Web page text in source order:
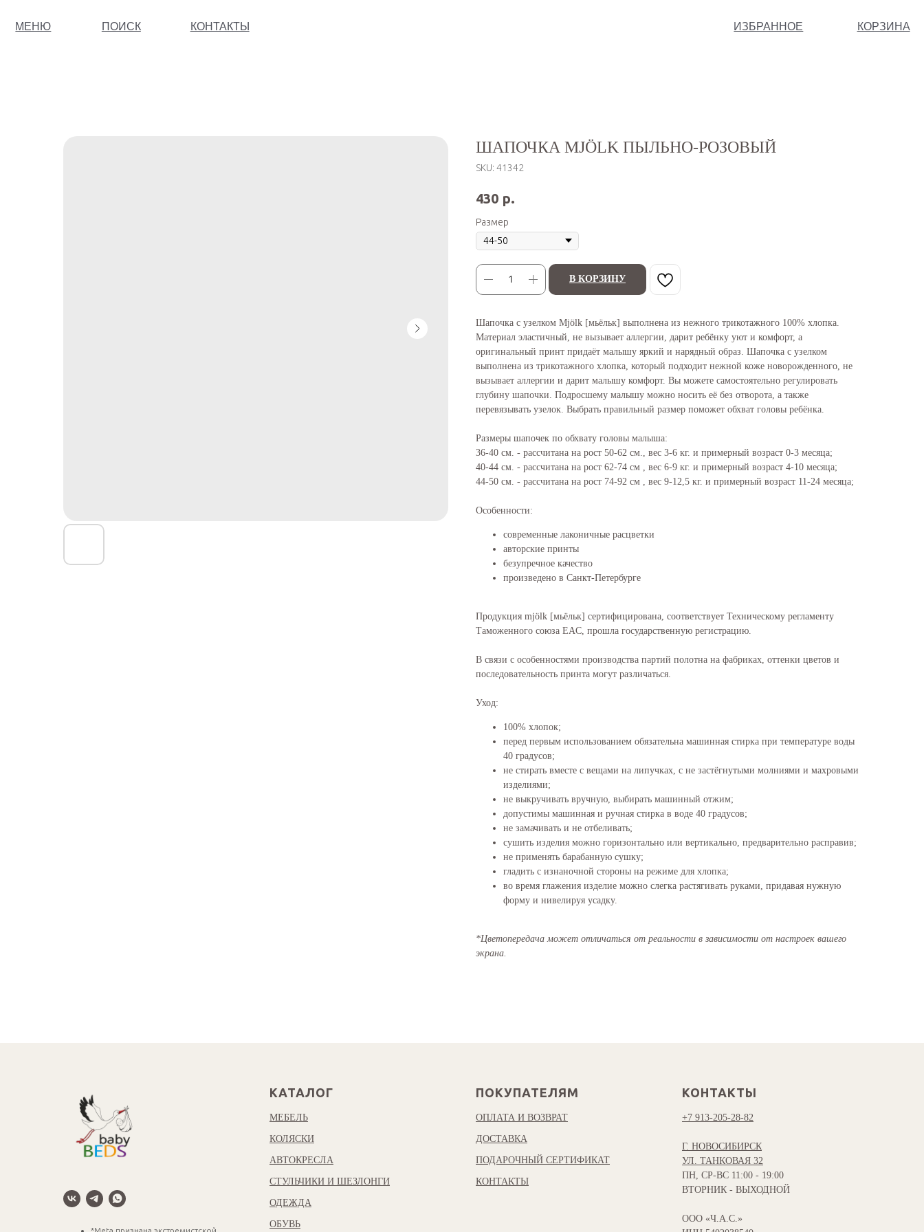
КОРЗИНА
КОНТАКТЫ
ПОИСК
МЕНЮ
ШАПОЧКА MJÖLK ПЫЛЬНО-РОЗОВЫЙ
SKU: 41342
430 р.
Размер
В КОРЗИНУ
Шапочка с узелком Mjölk [мьёльк] выполнена из нежного трикотажного 100% хлопка.
Материал эластичный, не вызывает аллергии, дарит ребёнку уют и комфорт, а
оригинальный принт придаёт малышу яркий и нарядный образ. Шапочка с узелком
выполнена из трикотажного хлопка, который подходит нежной коже новорожденного, не
вызывает аллергии и дарит малышу комфорт. Вы можете самостоятельно регулировать
глубину шапочки. Подросшему малышу можно носить её без отворота, а также
перевязывать узелок. Выбрать правильный размер поможет обхват головы ребёнка.
Размеры шапочек по обхвату головы малыша:
36-40 см. - рассчитана на рост 50-62 см., вес 3-6 кг. и примерный возраст 0-3 месяца;
40-44 см. - рассчитана на рост 62-74 см , вес 6-9 кг. и примерный возраст 4-10 месяца;
44-50 см. - рассчитана на рост 74-92 см , вес 9-12,5 кг. и примерный возраст 11-24 месяца;
Особенности:
современные лаконичные расцветки
авторские принты
безупречное качество
произведено в Санкт-Петербурге
Продукция mjölk [мьёльк] сертифицирована, соответствует Техническому регламенту
Таможенного союза EAC, прошла государственную регистрацию.
В связи с особенностями производства партий полотна на фабриках, оттенки цветов и
последовательность принта могут различаться.
Уход:
100% хлопок;
перед первым использованием обязательна машинная стирка при температуре воды
40 градусов;
не стирать вместе с вещами на липучках, с не застёгнутыми молниями и махровыми
изделиями;
не выкручивать вручную, выбирать машинный отжим;
допустимы машинная и ручная стирка в воде 40 градусов;
не замачивать и не отбеливать;
сушить изделия можно горизонтально или вертикально, предварительно расправив;
не применять барабанную сушку;
гладить с изнаночной стороны на режиме для хлопка;
во время глажения изделие можно слегка растягивать руками, придавая нужную
форму и нивелируя усадку.
*Цветопередача может отличаться от реальности в зависимости от настроек вашего
экрана.
*Meta признана экстремистской
КАТАЛОГ
МЕБЕЛЬ
КОЛЯСКИ
АВТОКРЕСЛА
СТУЛЬЧИКИ И ШЕЗЛОНГИ
ОДЕЖДА
ОБУВЬ
ПОКУПАТЕЛЯМ
ОПЛАТА И ВОЗВРАТ
ДОСТАВКА
ПОДАРОЧНЫЙ СЕРТИФИКАТ
КОНТАКТЫ
КОНТАКТЫ
+7 913-205-28-82
Г. НОВОСИБИРСК
УЛ. ТАНКОВАЯ 32
ПН, СР-ВС 11:00 - 19:00
ВТОРНИК - ВЫХОДНОЙ
ООО «Ч.А.С.»